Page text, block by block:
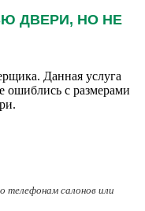
ДВЕРИ, НО НЕ
Данная услуга
ошиблись с размерами
телефонам салонов или